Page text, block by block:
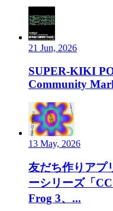
21 Jun, 2026
SUPER-KIKI
Community
13 May, 2026
友だち作りアプ
ーシリーズ「
Frog 3、...